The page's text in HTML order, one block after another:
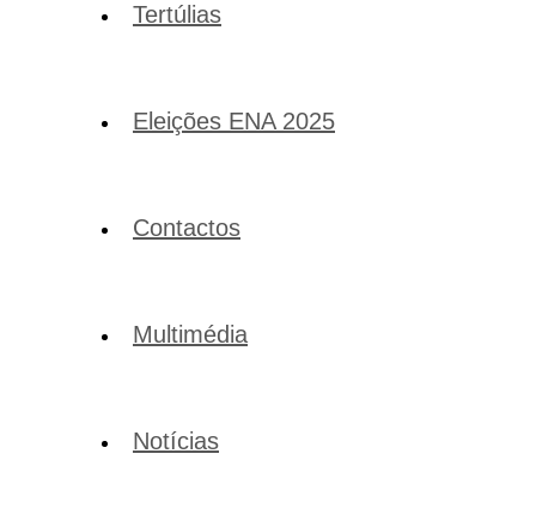
Tertúlias
Eleições ENA 2025
Contactos
Multimédia
Notícias